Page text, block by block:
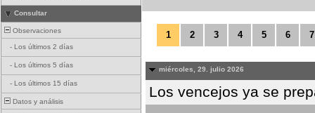
Consultar
Observaciones
- Los últimos 2 días
- Los últimos 5 días
- Los últimos 15 días
Datos y análisis
1 2 3 4 5 6 7
miércoles, 29. julio 2026
Los vencejos ya se